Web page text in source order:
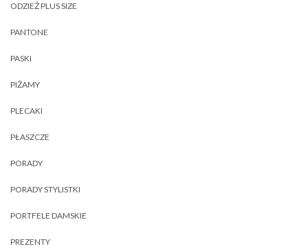
ODZIEŻ PLUS SIZE
PANTONE
PASKI
PIŻAMY
PLECAKI
PŁASZCZE
PORADY
PORADY STYLISTKI
PORTFELE DAMSKIE
PREZENTY